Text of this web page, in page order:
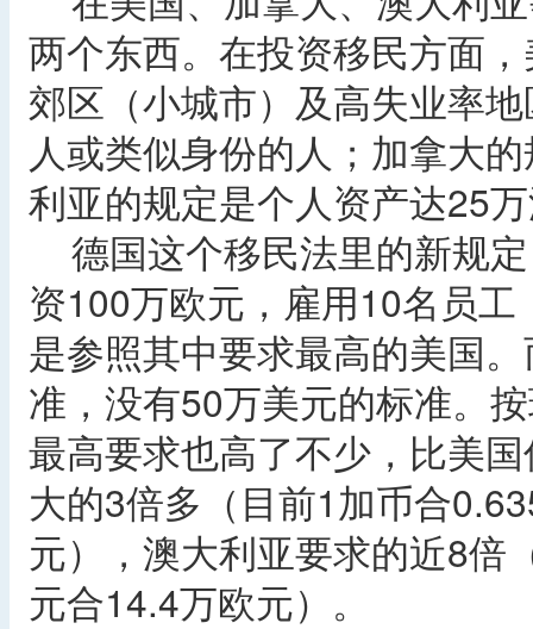
两个东西。在投资移民方面
郊区（小城市）及高失业率
人或类似身份的人；加拿大
利亚的规定是个人资产达25
德国这个移民法里的新规
资100万欧元，雇用10名员
是参照其中要求最高的美国
准，没有50万美元的标准。
最高要求也高了不少，比美
大的3倍多（目前1加币合
元），澳大利亚要求的近8倍
元合14.4万欧元）。